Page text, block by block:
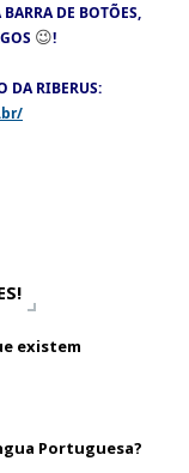
DE BOTÕES,
😉!
DA RIBERUS:
existem
Portuguesa?